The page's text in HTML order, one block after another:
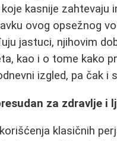
kasnije
ovog opsežnog
jastuci, njihovim
kao i o tome kako
izgled, pa čak
za zdravlje i
klasičnih